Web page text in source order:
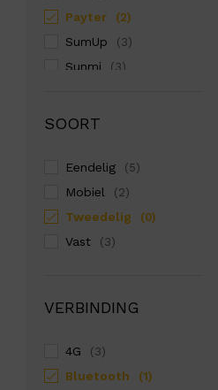
Payter (2)
SumUp (3)
Sunmi (3)
SOORT
Eendelig (5)
Mobiel (2)
Tweedelig (0)
Vast (3)
VERBINDING
4G (3)
Bluetooth (1)